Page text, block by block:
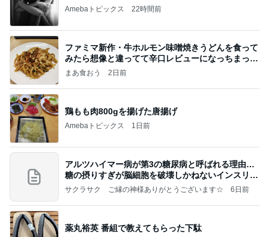
Amebaトピックス 22時間前
ファミマ新作・牛ホルモン味噌焼きうどんを食って
みたら想像と違ってて辛口レビューになっちまった
話
まあ食おう 2日前
鶏もも肉800gを揚げた唐揚げ
Amebaトピックス 1日前
アルツハイマー病が第3の糖尿病と呼ばれる理由…
糖の摂りすぎが脳細胞を破壊しかねないインスリン
の恐
サクラサク ご縁の神様ありがとうございます☆ 6日前
薬丸裕英 番組で教えてもらった下駄